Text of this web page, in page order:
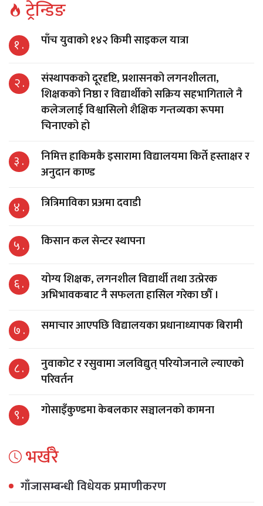
ट्रेन्डिङ
१ . पाँच युवाको १४२ किमी साइकल यात्रा
२ .
संस्थापकको दूरदृष्टि, प्रशासनको लगनशीलता,
शिक्षकको निष्ठा र विद्यार्थीको सक्रिय सहभागिताले नै
कलेजलाई विश्वासिलो शैक्षिक गन्तव्यका रूपमा
चिनाएको हो
३ .
निमित्त हाकिमकै इसारामा विद्यालयमा किर्ते हस्ताक्षर र
अनुदान काण्ड
४ . त्रित्रिमाविका प्रअमा दवाडी
५ . किसान कल सेन्टर स्थापना
६ .
योग्य शिक्षक, लगनशील विद्यार्थी तथा उत्प्रेरक
अभिभावकबाट नै सफलता हासिल गरेका छौँ ।
७ . समाचार आएपछि विद्यालयका प्रधानाध्यापक बिरामी
८ .
नुवाकोट र रसुवामा जलविद्युत् परियोजनाले ल्याएको
परिवर्तन
९ . गोसाइँकुण्डमा केबलकार सञ्चालनको कामना
भर्खरै
गाँजासम्बन्धी विधेयक प्रमाणीकरण